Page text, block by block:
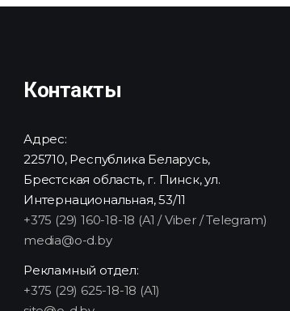
Контакты
Адрес:
225710, Республика Беларусь,
Брестская область, г. Пинск, ул.
Интернациональная, 53/11
+375 (29) 160-18-18 (A1 / Viber / Telegram)
media@o-d.by
Рекламный отдел:
+375 (29) 625-18-18 (A1)